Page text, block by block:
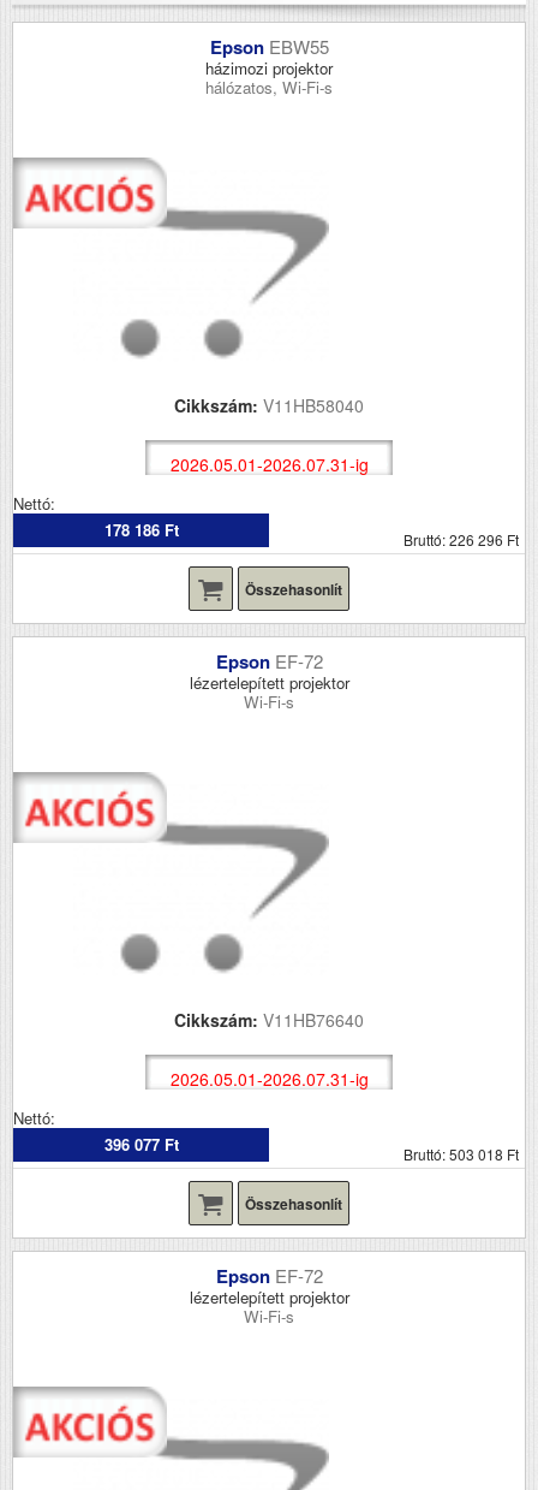
Epson EBW55
házimozi projektor
hálózatos, Wi-Fi-s
Cikkszám: V11HB58040
2026.05.01-2026.07.31-ig
Nettó:
178 186 Ft
Bruttó: 226 296 Ft
Összehasonlít
Epson EF-72
lézertelepített projektor
Wi-Fi-s
Cikkszám: V11HB76640
2026.05.01-2026.07.31-ig
Nettó:
396 077 Ft
Bruttó: 503 018 Ft
Összehasonlít
Epson EF-72
lézertelepített projektor
Wi-Fi-s